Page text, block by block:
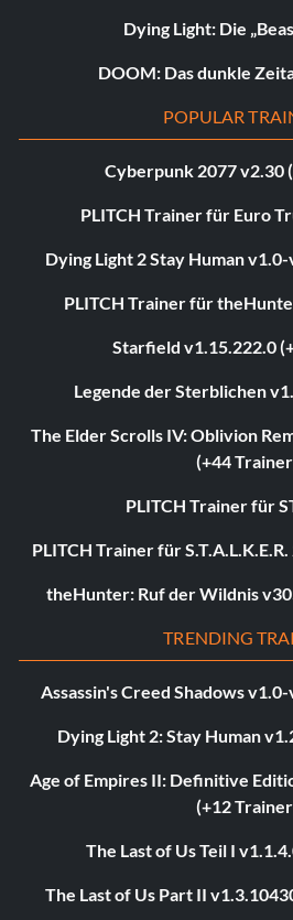
Dying Light: Die
DOOM: Das dunkle
POPULAR
Cyberpunk 2077 v2.30
PLITCH Trainer für Euro
Dying Light 2 Stay Human
PLITCH Trainer für
Starfield v1.15.222.0
Legende der Sterblichen
The Elder Scrolls IV: Oblivion
(+44
PLITCH Trainer für
PLITCH Trainer für
theHunter: Ruf der Wildnis
TRENDING
Assassin's Creed Shadows
Dying Light 2: Stay Human
Age of Empires II: Definitive
(+12
The Last of Us Teil I
The Last of Us Part II